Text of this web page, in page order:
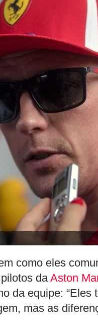
como eles
da Aston
da equipe:
mas as